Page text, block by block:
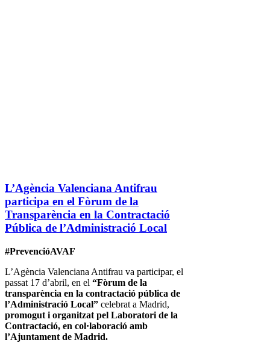
L’Agència Valenciana Antifrau
participa en el Fòrum de la
Transparència en la Contractació
Pública de l’Administració Local
#PrevencióAVAF
L’Agència Valenciana Antifrau va participar, el
passat 17 d’abril, en el “Fòrum de la
transparència en la contractació pública de
l’Administració Local” celebrat a Madrid,
promogut i organitzat pel Laboratori de la
Contractació, en col·laboració amb
l’Ajuntament de Madrid.